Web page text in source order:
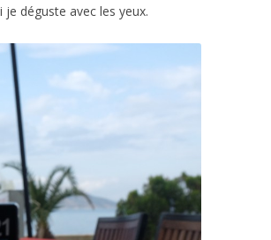
déguste avec les yeux.